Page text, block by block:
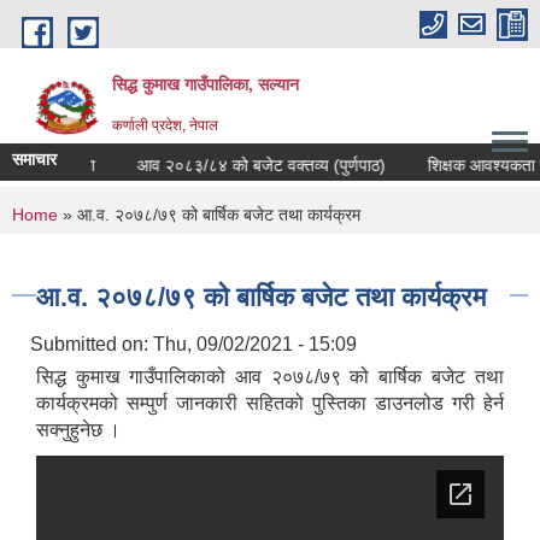
Skip to main content
सिद्ध कुमाख गाउँपालिका, सल्यान
कर्णाली प्रदेश, नेपाल
समाचार
सूचना आव २०८३/८४ को बजेट वक्तव्य (पुर्णपाठ) शिक्षक आवश्यकता
You are here
Home » आ.व. २०७८/७९ को बार्षिक बजेट तथा कार्यक्रम
आ.व. २०७८/७९ को बार्षिक बजेट तथा कार्यक्रम
Submitted on: Thu, 09/02/2021 - 15:09
सिद्ध कुमाख गाउँपालिकाको आव २०७८/७९ को बार्षिक बजेट तथा
कार्यक्रमको सम्पुर्ण जानकारी सहितको पुस्तिका डाउनलोड गरी हेर्न
सक्नुहुनेछ ।